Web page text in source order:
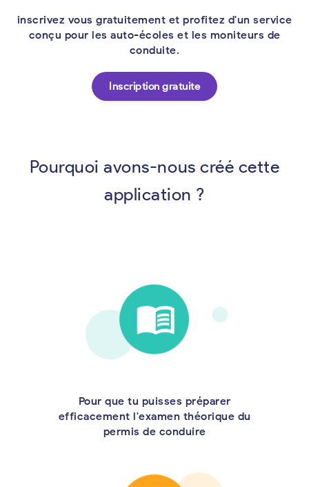
inscrivez vous gratuitement et profitez d'un service
conçu pour les auto-écoles et les moniteurs de
conduite.
Inscription gratuite
Pourquoi avons-nous créé cette
application ?
Pour que tu puisses préparer
efficacement l'examen théorique du
permis de conduire